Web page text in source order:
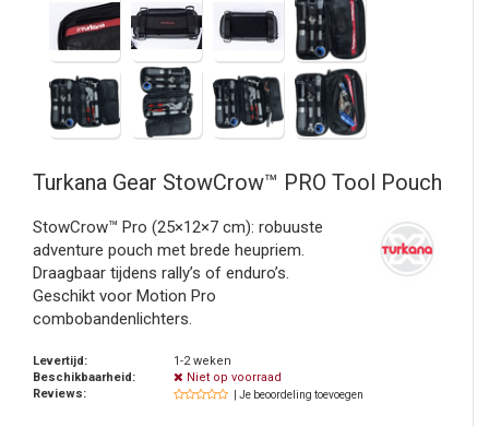
Turkana Gear StowCrow™ PRO Tool Pouch
StowCrow™ Pro (25×12×7 cm): robuuste
adventure pouch met brede heupriem.
Draagbaar tijdens rally’s of enduro’s.
Geschikt voor Motion Pro
combobandenlichters.
Levertijd:
1-2 weken
Beschikbaarheid:
Niet op voorraad
Reviews:
| Je beoordeling toevoegen